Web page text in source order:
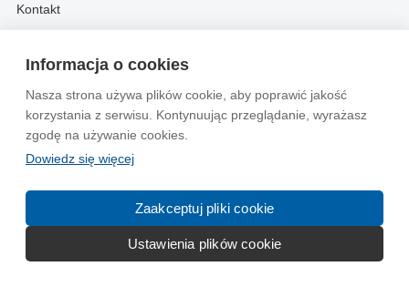
Informacja o cookies
Nasza strona używa plików cookie, aby poprawić jakość
korzystania z serwisu. Kontynuując przeglądanie, wyrażasz
zgodę na używanie cookies.
Dowiedz się więcej
Zaakceptuj pliki cookie
Ustawienia plików cookie
Kontakt
Information in English:
About
Advertise
Contact